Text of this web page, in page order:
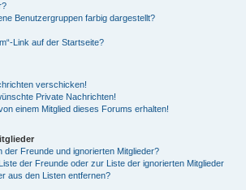
Benutzergruppen farbig dargestellt?
Link auf der Startseite?
verschicken!
Private Nachrichten!
einem Mitglied dieses Forums erhalten!
der Freunde und ignorierten Mitglieder?
der Freunde oder zur Liste der ignorierten Mitglieder
aus den Listen entfernen?